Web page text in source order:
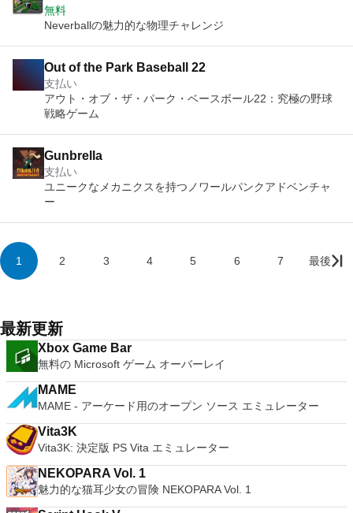
無料
Neverballの魅力的な物理チャレンジ
Out of the Park Baseball 22
支払い
アウト・オブ・ザ・パーク・ベースボール22：究極の野球
戦略ゲーム
Gunbrella
支払い
ユニークなメカニクスを持つノワールパンクアドベンチャ
ー
1 2 3 4 5 6 7 最後
最新更新
Xbox Game Bar
無料の Microsoft ゲーム オーバーレイ
MAME
MAME - アーケード用のオープン ソース エミュレーター
Vita3K
Vita3K: 決定版 PS Vita エミュレーター
NEKOPARA Vol. 1
魅力的な猫耳少女の冒険 NEKOPARA Vol. 1